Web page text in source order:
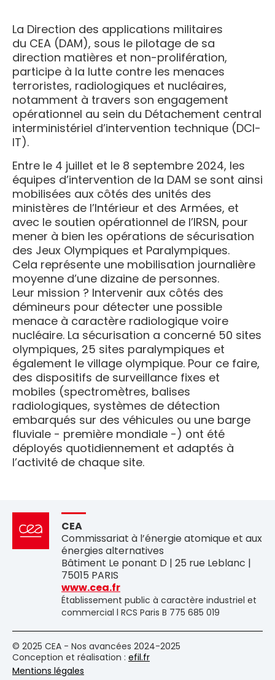
La Direction des applications militaires
du CEA (DAM), sous le pilotage de sa
direction matières et non-prolifération,
participe à la lutte contre les menaces
terroristes, radiologiques et nucléaires,
notamment à travers son engagement
opérationnel au sein du Détachement central
interministériel d’intervention technique (DCI-
IT).
Entre le 4 juillet et le 8 septembre 2024, les
équipes d’intervention de la DAM se sont ainsi
mobilisées aux côtés des unités des
ministères de l’Intérieur et des Armées, et
avec le soutien opérationnel de l’IRSN, pour
mener à bien les opérations de sécurisation
des Jeux Olympiques et Paralympiques.
Cela représente une mobilisation journalière
moyenne d’une dizaine de personnes.
Leur mission ? Intervenir aux côtés des
démineurs pour détecter une possible
menace à caractère radiologique voire
nucléaire. La sécurisation a concerné 50 sites
olympiques, 25 sites paralympiques et
également le village olympique. Pour ce faire,
des dispositifs de surveillance fixes et
mobiles (spectromètres, balises
radiologiques, systèmes de détection
embarqués sur des véhicules ou une barge
fluviale - première mondiale -) ont été
déployés quotidiennement et adaptés à
l’activité de chaque site.
CEA
Commissariat à l’énergie atomique et aux
énergies alternatives
Bâtiment Le ponant D | 25 rue Leblanc |
75015 PARIS
www.cea.fr
Établissement public à caractère industriel et
commercial l RCS Paris B 775 685 019
© 2025 CEA - Nos avancées 2024-2025
Conception et réalisation : efil.fr
Mentions légales